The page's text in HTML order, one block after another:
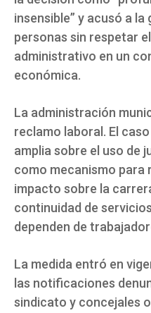
insensible” y acusó a
personas sin respetar
administrativo en un
económica.
La administración
reclamo laboral. El
amplia sobre el uso de
como mecanismo para
impacto sobre la
continuidad de
dependen de
La medida entró en
las notificaciones
sindicato y concejales